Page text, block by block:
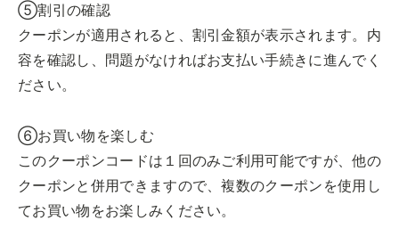
⑤割引の確認
クーポンが適用されると、割引金額が表示されます。内
容を確認し、問題がなければお支払い手続きに進んでく
ださい。
⑥お買い物を楽しむ
このクーポンコードは１回のみご利用可能ですが、他の
クーポンと併用できますので、複数のクーポンを使用し
てお買い物をお楽しみください。